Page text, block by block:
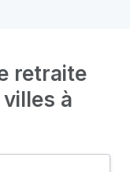
retraite
à